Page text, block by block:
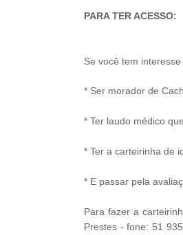
PARA TER ACESSO:
Se você tem
* Ser morador de
* Ter laudo médico
* Ter a carteirinha de
* E passar pela
Para fazer a
Prestes - fone: 51